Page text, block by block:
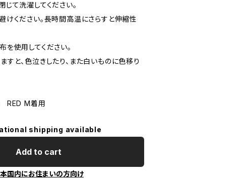
じて洗濯してください。
けください。長時間高温にさらすと伸縮性
を使用してください。
すと、色泣きしたり、また白いものに色移り
RED M着用
shipping available
Add to cart
国内にお住まいの方向け